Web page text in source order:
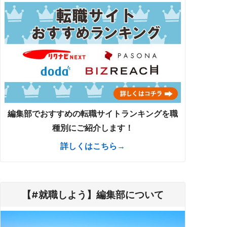
編集部でおすすめの転職サイトランキングを職
種別にご紹介します！
詳しくはこちら→
【#就職しよう】編集部について